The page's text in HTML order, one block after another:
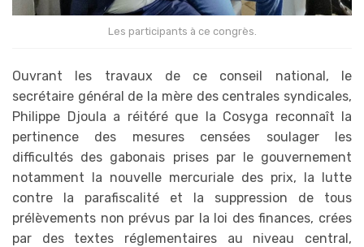
Les participants à ce congrès.
Ouvrant les travaux de ce conseil national, le
secrétaire général de la mère des centrales syndicales,
Philippe Djoula a réitéré que la Cosyga reconnaît la
pertinence des mesures censées soulager les
difficultés des gabonais prises par le gouvernement
notamment la nouvelle mercuriale des prix, la lutte
contre la parafiscalité et la suppression de tous
prélèvements non prévus par la loi des finances, crées
par des textes réglementaires au niveau central,